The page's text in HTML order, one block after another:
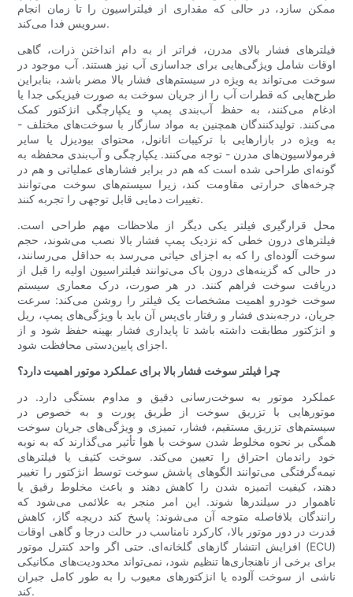
ممکن سازد، در حالی که مقداری از فیلتراسیون را تا زمان انجام
سرویس فدا می‌کند.
فیلترهای فشار بالای مدرن، فراتر از به دام انداختن ذرات، گاهی
اوقات شامل ویژگی‌هایی برای جداسازی آب نیز هستند. آب موجود در
سوخت می‌تواند به ویژه در سیستم‌های فشار بالا مضر باشد، بنابراین
طرح‌هایی که قطرات آب را از جریان سوخت به صورت فیزیکی جدا یا
ادغام می‌کنند، به حفظ آب‌بندی پمپ و یکپارچگی انژکتور کمک
می‌کنند. تولیدکنندگان همچنین به مواد سازگار با سوخت‌های مختلف -
به ویژه در بازارهایی با ترکیبات اتانول، محتوای بیودیزل یا سایر
فرمولاسیون‌های مدرن - توجه می‌کنند. یکپارچگی و آب‌بندی محفظه به
گونه‌ای طراحی شده است که هم در برابر فشارهای عملیاتی و هم در
چرخه‌های حرارتی مقاومت کند، زیرا سیستم‌های سوخت می‌توانند
تغییرات دمایی قابل توجهی را تجربه کنند.
محل قرارگیری فیلتر یکی دیگر از ملاحظات مهم طراحی است.
فیلترهای درون خطی که نزدیک پمپ فشار بالا نصب می‌شوند، حجم
سوخت آلوده‌ای را که به اجزای حیاتی می‌رسد به حداقل می‌رسانند،
در حالی که گزینه‌های درون باک می‌توانند فیلتراسیون اولیه را قبل از
دریافت سوخت فراهم کنند. در هر صورت، درک معماری سیستم
سوخت خودرو اهمیت مشخصات یک فیلتر را روشن می‌کند: سرعت
جریان، درجه‌بندی فشار و رفتار بای‌پس آن باید با ویژگی‌های پمپ، ریل
و انژکتور مطابقت داشته باشد تا پایداری فشار بهینه حفظ شود و از
اجزای پایین‌دستی محافظت شود.
چرا فیلتر سوخت فشار بالا برای عملکرد موتور اهمیت دارد؟
عملکرد موتور به سوخت‌رسانی دقیق و مداوم بستگی دارد. در
موتورهایی با تزریق سوخت از طریق پورت و به خصوص در
سیستم‌های تزریق مستقیم، فشار، تمیزی و ویژگی‌های جریان سوخت
همگی بر نحوه مخلوط شدن سوخت با هوا تأثیر می‌گذارند که به نوبه
خود راندمان احتراق را تعیین می‌کند. سوخت کثیف یا فیلترهای
نیمه‌گرفتگی می‌توانند الگوهای پاشش سوخت توسط انژکتور را تغییر
دهند، کیفیت اتمیزه شدن را کاهش دهند و باعث مخلوط رقیق یا
ناهموار در سیلندرها شوند. این امر منجر به علائمی می‌شود که
رانندگان بلافاصله متوجه آن می‌شوند: پاسخ کند دریچه گاز، کاهش
قدرت در دور موتور بالا، کارکرد نامناسب در حالت درجا و گاهی اوقات
افزایش انتشار گازهای گلخانه‌ای. حتی اگر واحد کنترل موتور (ECU)
برای برخی از ناهنجاری‌ها تنظیم شود، نمی‌تواند محدودیت‌های مکانیکی
ناشی از سوخت آلوده یا انژکتورهای معیوب را به طور کامل جبران
کند.